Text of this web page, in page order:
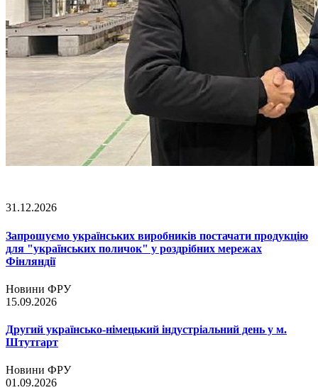
31.12.2026
Запрошуємо українських виробників постачати продукцію
для "українських поличок" у роздрібних мережах
Фінляндії
Новини ФРУ
15.09.2026
Другий українсько-німецький індустріальний день у м.
Штутгарт
Новини ФРУ
01.09.2026